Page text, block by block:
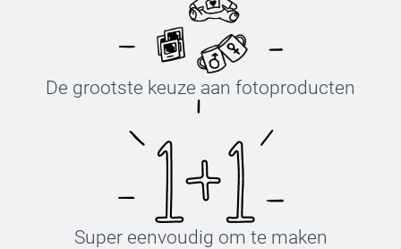
De grootste keuze aan fotoproducten
Super eenvoudig om te maken